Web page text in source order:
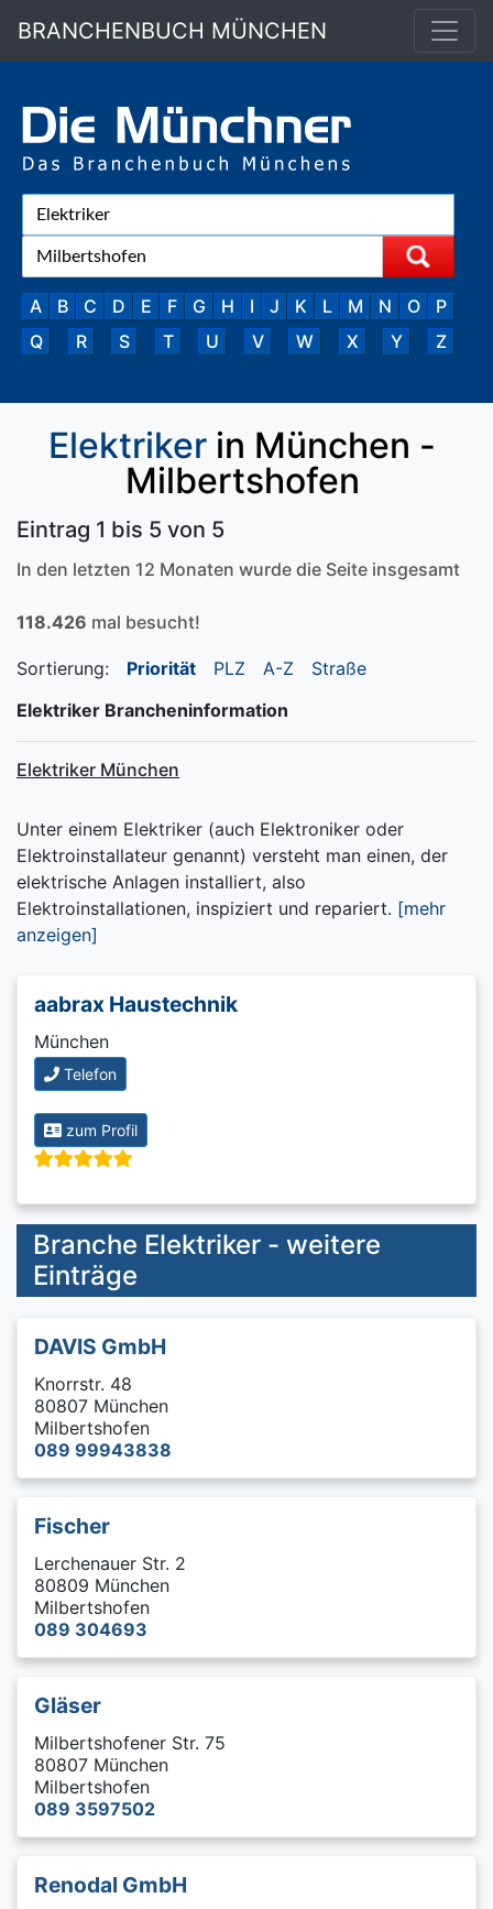
BRANCHENBUCH MÜNCHEN
A B C D E F G H I J K L M N O
P
Q
R S T U V W X Y Z
Elektriker in München -
Milbertshofen
Eintrag 1 bis 5 von 5
In den letzten 12 Monaten wurde die Seite insgesamt
118.426 mal besucht!
Sortierung: Priorität PLZ A-Z
Straße
Elektriker Brancheninformation
Elektriker München
Unter einem Elektriker (auch Elektroniker oder
Elektroinstallateur genannt) versteht man einen, der
elektrische Anlagen installiert, also
Elektroinstallationen, inspiziert und repariert. [mehr
anzeigen]
aabrax Haustechnik
München
Telefon
zum Profil
Branche Elektriker - weitere
Einträge
DAVIS GmbH
Knorrstr. 48
80807 München
Milbertshofen
089 99943838
Fischer
Lerchenauer Str. 2
80809 München
Milbertshofen
089 304693
Gläser
Milbertshofener Str. 75
80807 München
Milbertshofen
089 3597502
Renodal GmbH